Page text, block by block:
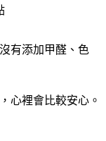
有添加甲醛、色
心裡會比較安心。